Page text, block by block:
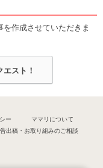
作成させていただきま
スト！
ー
ママリについて
出稿・お取り組みのご相談